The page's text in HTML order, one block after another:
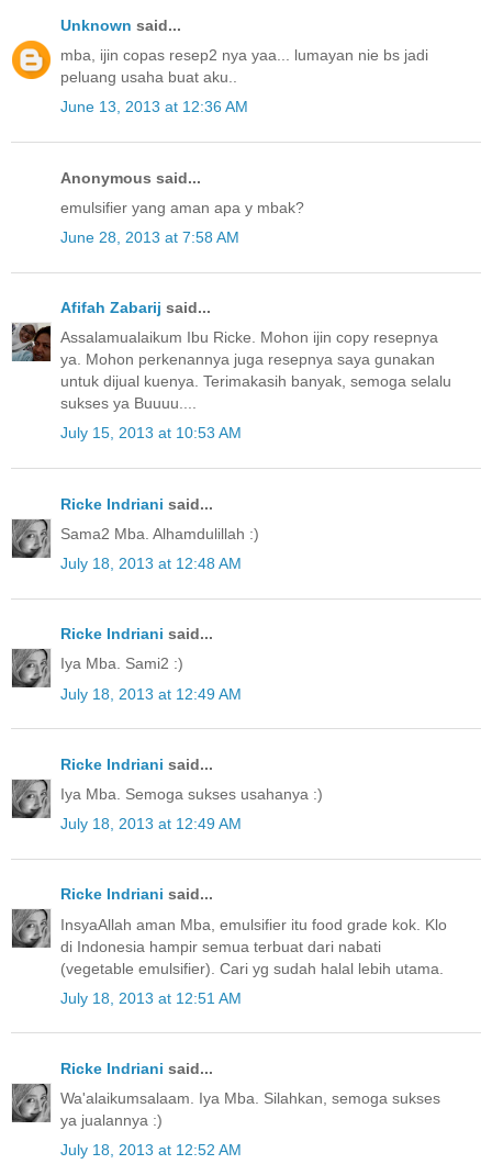
Unknown said...
mba, ijin copas resep2 nya yaa... lumayan nie bs jadi
peluang usaha buat aku..
June 13, 2013 at 12:36 AM
Anonymous said...
emulsifier yang aman apa y mbak?
June 28, 2013 at 7:58 AM
Afifah Zabarij said...
Assalamualaikum Ibu Ricke. Mohon ijin copy resepnya
ya. Mohon perkenannya juga resepnya saya gunakan
untuk dijual kuenya. Terimakasih banyak, semoga selalu
sukses ya Buuuu....
July 15, 2013 at 10:53 AM
Ricke Indriani said...
Sama2 Mba. Alhamdulillah :)
July 18, 2013 at 12:48 AM
Ricke Indriani said...
Iya Mba. Sami2 :)
July 18, 2013 at 12:49 AM
Ricke Indriani said...
Iya Mba. Semoga sukses usahanya :)
July 18, 2013 at 12:49 AM
Ricke Indriani said...
InsyaAllah aman Mba, emulsifier itu food grade kok. Klo
di Indonesia hampir semua terbuat dari nabati
(vegetable emulsifier). Cari yg sudah halal lebih utama.
July 18, 2013 at 12:51 AM
Ricke Indriani said...
Wa'alaikumsalaam. Iya Mba. Silahkan, semoga sukses
ya jualannya :)
July 18, 2013 at 12:52 AM